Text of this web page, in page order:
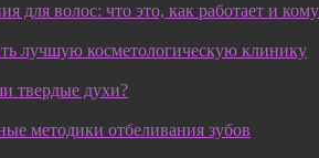
для волос: что это, как работает и
лучшую косметологическую клинику
твердые духи?
методики отбеливания зубов